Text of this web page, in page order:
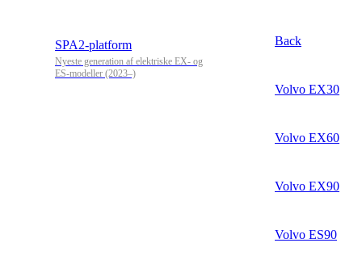
SPA2-platform
Nyeste generation af elektriske EX- og
ES-modeller (2023–)
Back
Volvo EX30
Volvo EX60
Volvo EX90
Volvo ES90